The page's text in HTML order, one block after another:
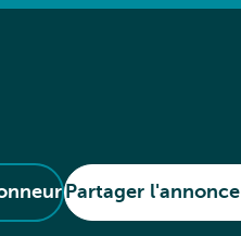
Partager l'annonce